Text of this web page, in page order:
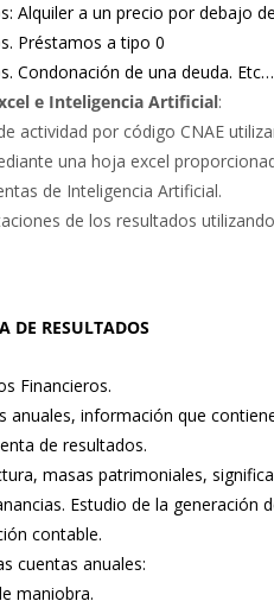
Alquiler a un precio por debajo
Préstamos a tipo 0
Condonación de una deuda. Etc…
e Inteligencia Artificial:
actividad por código CNAE
una hoja excel
de Inteligencia Artificial.
de los resultados
DE RESULTADOS
Financieros.
anuales, información que
de resultados.
masas patrimoniales,
Estudio de la generación
contable.
cuentas anuales:
maniobra.